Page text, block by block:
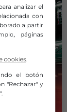
analizar el
con
a partir
páginas
cookies.
el botón
"Rechazar" y